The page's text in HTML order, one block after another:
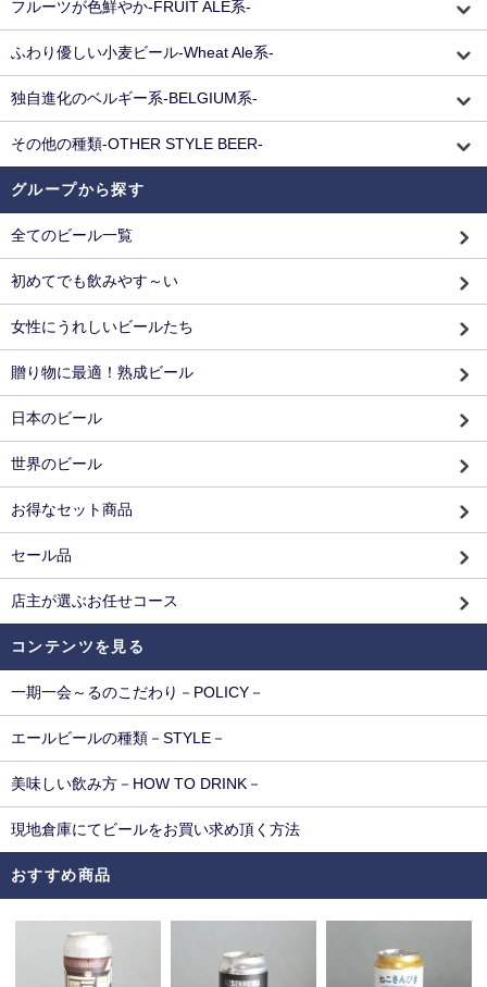
フルーツが色鮮やか-FRUIT ALE系-
ふわり優しい小麦ビール-Wheat Ale系-
独自進化のベルギー系-BELGIUM系-
その他の種類-OTHER STYLE BEER-
グループから探す
全てのビール一覧
初めてでも飲みやす～い
女性にうれしいビールたち
贈り物に最適！熟成ビール
日本のビール
世界のビール
お得なセット商品
セール品
店主が選ぶお任せコース
コンテンツを見る
一期一会～るのこだわり－POLICY－
エールビールの種類－STYLE－
美味しい飲み方－HOW TO DRINK－
現地倉庫にてビールをお買い求め頂く方法
おすすめ商品